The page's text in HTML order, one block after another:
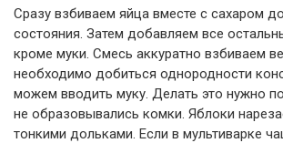
Сразу взбиваем яйца вместе с сахаром
состояния. Затем добавляем все
кроме муки. Смесь аккуратно взбиваем
необходимо добиться однородности
можем вводить муку. Делать это нужно
не образовывались комки. Яблоки
тонкими дольками. Если в мультиварке